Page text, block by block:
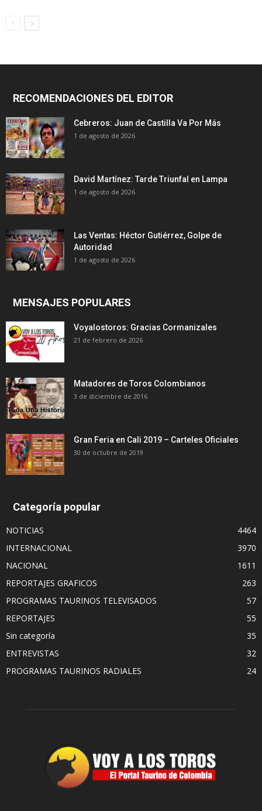
RECOMENDACIONES DEL EDITOR
Cebreros: Juan de Castilla Va Por Más
1 de agosto de 2026
David Martínez: Tarde Triunfal en Lampa
1 de agosto de 2026
Las Ventas: Héctor Gutiérrez, Golpe de
Autoridad
1 de agosto de 2026
MENSAJES POPULARES
Voyalostoros: Gracias Cormanizales
21 de febrero de 2026
Matadores de Toros Colombianos
3 de diciembre de 2016
Gran Feria en Cali 2019 – Carteles Oficiales
30 de octubre de 2019
Categoría popular
NOTICIAS
4464
INTERNACIONAL
3970
NACIONAL
1611
REPORTAJES GRAFICOS
263
PROGRAMAS TAURINOS TELEVISADOS
57
REPORTAJES
55
Sin categoría
35
ENTREVISTAS
32
PROGRAMAS TAURINOS RADIALES
24